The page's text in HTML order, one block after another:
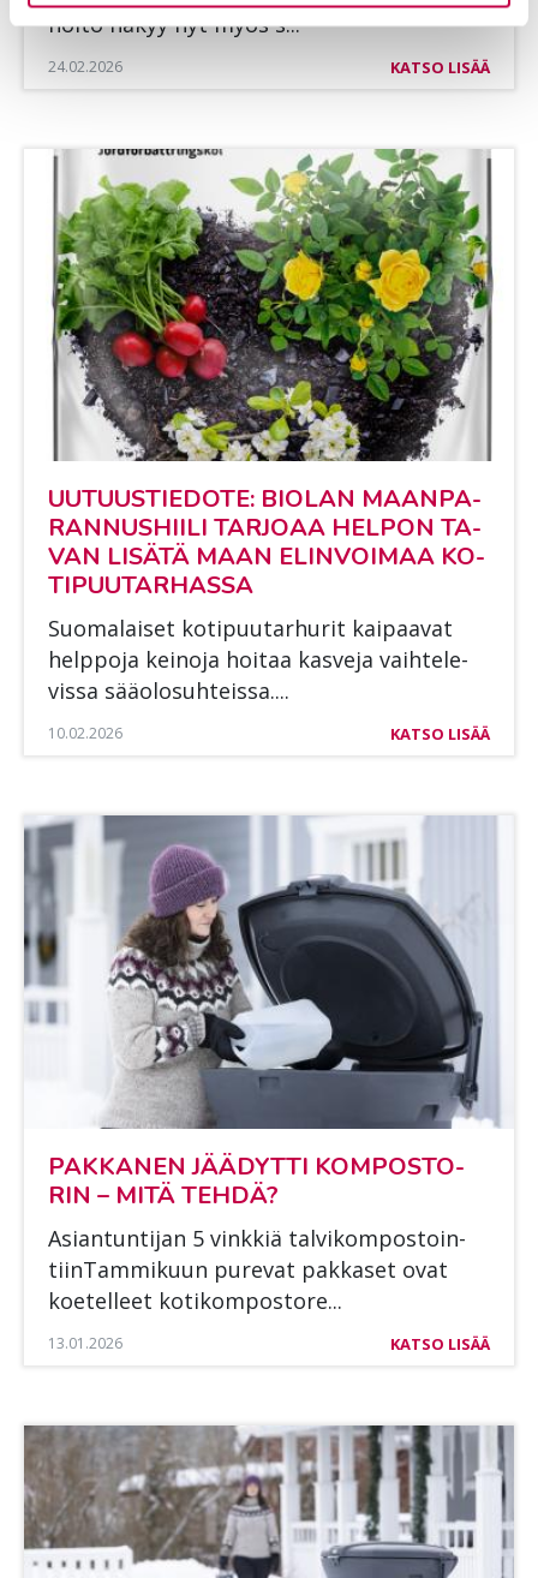
hoi­to nä­kyy nyt myös s...
24.02.2026 KATSO LISÄÄ
UU­TUUS­TIE­DO­TE: BIO­LAN MAAN­PA­
RAN­NUS­HII­LI TAR­JO­AA HEL­PON TA­
VAN LI­SÄ­TÄ MAAN ELIN­VOI­MAA KO­
TI­PUU­TAR­HAS­SA
Suo­ma­lai­set ko­ti­puu­tar­hu­rit kai­paa­vat
help­po­ja kei­no­ja hoi­taa kas­ve­ja vaih­te­le­
vis­sa sää­olo­suh­teis­sa....
10.02.2026 KATSO LISÄÄ
PAK­KA­NEN JÄÄ­DYT­TI KOM­POS­TO­
RIN – MITÄ TEH­DÄ?
Asian­tun­ti­jan 5 vink­kiä tal­vi­kom­pos­toin­
tiin­Tam­mi­kuun pu­re­vat pak­ka­set ovat
koe­tel­leet ko­ti­kom­pos­to­re...
13.01.2026 KATSO LISÄÄ